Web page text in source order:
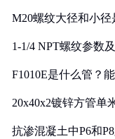
M20螺纹大径和小径
1-1/4 NPT螺纹参数
F1010E是什么管？
20x40x2镀锌方管单
抗渗混凝土中P6和